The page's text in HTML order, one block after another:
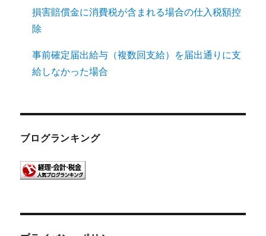
損害賠償金に消費税が含まれる場合の仕入税額控
除
事前確定届出給与（複数回支給）を届出通りに支
給しなかった場合
ブログランキング